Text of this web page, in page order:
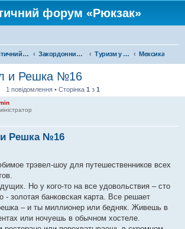
форум «Рюкзак»
Туристичний форум «Рюкзак» Закордонний туризм Туризм у Північній Америці Мексика
и Решка №16
1 повідомлення • Сторінка 1 з 1
Решка №16
трэвел-шоу для путешественников всех
Но у кого-то на все удовольствия – сто
- золотая банковская карта. Все решает
– и ты миллионер или бедняк. Живешь в
или ночуешь в обычном хостеле.